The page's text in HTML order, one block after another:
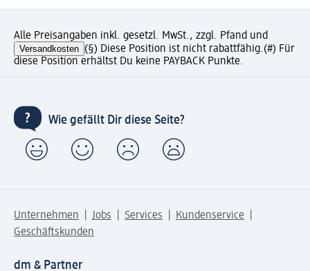
Alle Preisangaben inkl. gesetzl. MwSt., zzgl. Pfand und
Versandkosten (§) Diese Position ist nicht rabattfähig.(#) Für
diese Position erhältst Du keine PAYBACK Punkte.
Wie gefällt Dir diese Seite?
Unternehmen Jobs Services
Kundenservice
Geschäftskunden
dm & Partner